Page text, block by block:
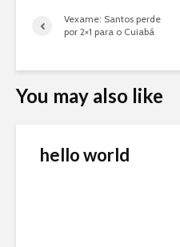
Vexame: Santos perde
por 2×1 para o Cuiabá
You may also like
hello world